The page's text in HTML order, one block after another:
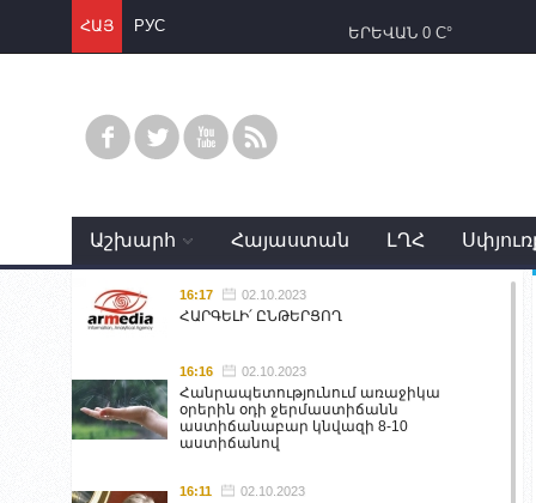
ՀԱՅ РУС ԵՐԵՎԱՆ 0 C°
Աշխարհ Հայաստան ԼՂՀ
16:17 02.10.2023
ՀԱՐԳԵԼԻ՛ ԸՆԹԵՐՑՈՂ
16:16 02.10.2023
Հանրապետությունում առաջիկա
օրերին օդի ջերմաստիճանն
աստիճանաբար կնվազի 8-10
աստիճանով
16:11 02.10.2023